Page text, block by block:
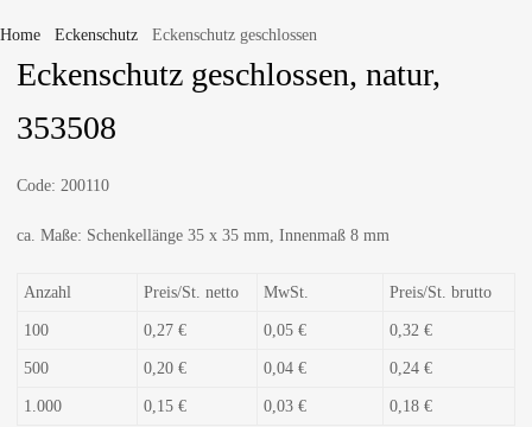
Home Eckenschutz Eckenschutz geschlossen
Eckenschutz geschlossen, natur,
353508
Code: 200110
ca. Maße: Schenkellänge 35 x 35 mm, Innenmaß 8 mm
Anzahl Preis/St. netto MwSt. Preis/St. brutto
100 0,27 € 0,05 € 0,32 €
500 0,20 € 0,04 € 0,24 €
1.000 0,15 € 0,03 € 0,18 €